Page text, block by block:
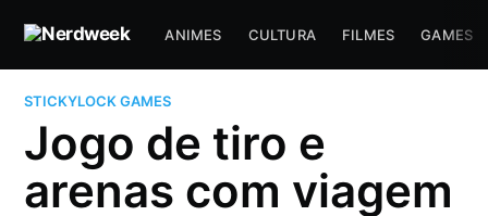
ANIMES CULTURA FILMES GAMES
STICKYLOCK GAMES
Jogo de tiro e
arenas com viagem